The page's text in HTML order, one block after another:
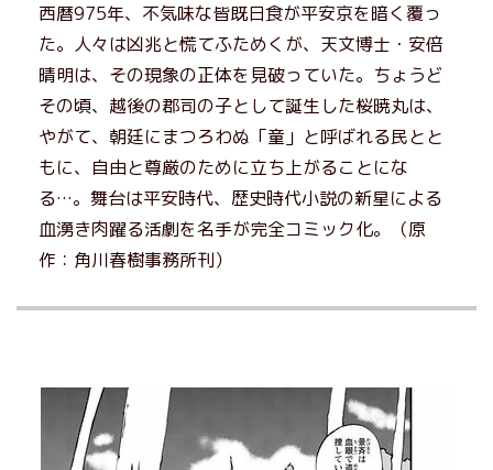
西暦975年、不気味な皆既日食が平安京を暗く覆っ
た。人々は凶兆と慌てふためくが、天文博士・安倍
晴明は、その現象の正体を見破っていた。ちょうど
その頃、越後の郡司の子として誕生した桜暁丸は、
やがて、朝廷にまつろわぬ「童」と呼ばれる民とと
もに、自由と尊厳のために立ち上がることにな
る…。舞台は平安時代、歴史時代小説の新星による
血湧き肉躍る活劇を名手が完全コミック化。（原
作：角川春樹事務所刊）